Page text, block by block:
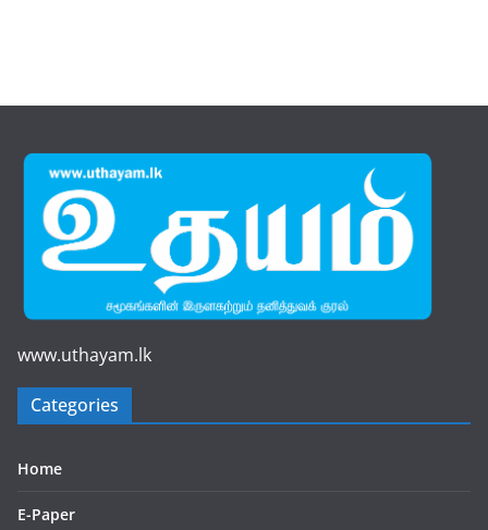
www.uthayam.lk
Categories
Home
E-Paper